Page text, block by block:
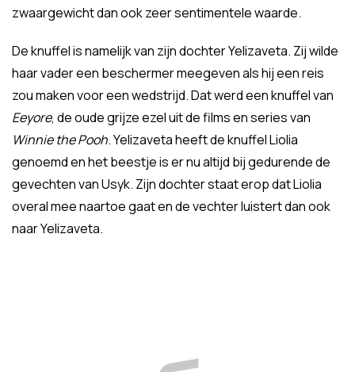
zwaargewicht dan ook zeer sentimentele waarde.
De knuffel is namelijk van zijn dochter Yelizaveta. Zij wilde
haar vader een beschermer meegeven als hij een reis
zou maken voor een wedstrijd. Dat werd een knuffel van
Eeyore, de oude grijze ezel uit de films en series van
Winnie the Pooh. Yelizaveta heeft de knuffel Liolia
genoemd en het beestje is er nu altijd bij gedurende de
gevechten van Usyk. Zijn dochter staat erop dat Liolia
overal mee naartoe gaat en de vechter luistert dan ook
naar Yelizaveta.